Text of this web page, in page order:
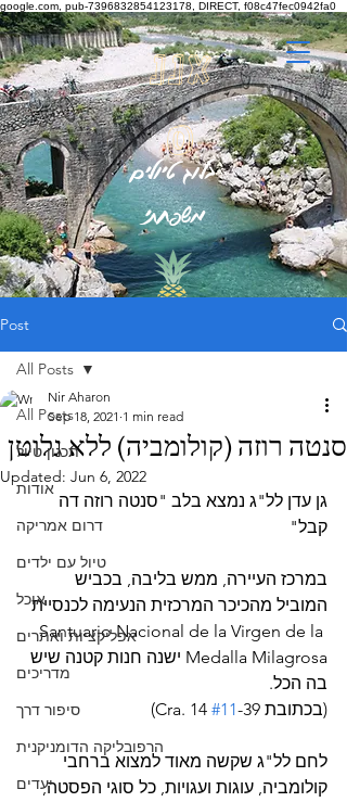
google.com, pub-7396832854123178, DIRECT, f08c47fec0942fa0
אננ
ס
בלוג טיולים
משפחתי
Post
All Posts
תכנון טיול
אודות
דרום אמריקה
טיול עם ילדים
אוכל
אפליקציות ואתרים
מדריכים
סיפור דרך
הרפובליקה הדומניקנית
יעדים
All Posts
סנטה רוזה (קולומביה) ללא גלוטן
Nir Aharon
Sep 18, 2021 1 min read
Updated: Jun 6, 2022
גן עדן לל"ג נמצא בלב "סנטה רוזה דה
קבל"
במרכז העיירה, ממש בליבה, בכביש
המוביל מהכיכר המרכזית הנעימה לכנסיית
Santuario Nacional de la Virgen de la
Medalla Milagrosa ישנה חנות קטנה שיש
בה הכל.
(בכתובת Cra. 14
#11-39)
לחם לל"ג שקשה מאוד למצוא ברחבי
קולומביה, עוגות ועגויות, כל סוגי הפסטה,